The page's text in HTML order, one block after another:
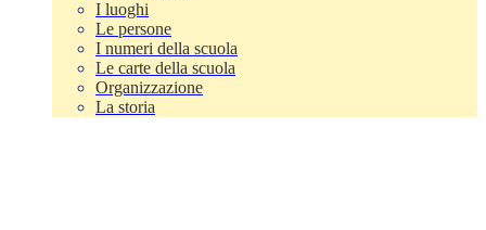
I luoghi
Le persone
I numeri della scuola
Le carte della scuola
Organizzazione
La storia